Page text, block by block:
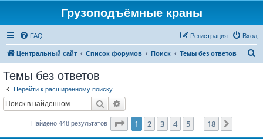
Грузоподъёмные краны
FAQ Вход
Регистрация
Центральный сайт Список форумов Поиск Темы без ответов
Темы без ответов
Перейти к расширенному поиску
Поиск
Найдено 448 результатов Страница из 18
1 2 3 4 5 18